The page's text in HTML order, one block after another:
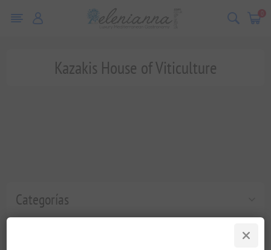
0
Categorías
Kazakis House of Viticulture